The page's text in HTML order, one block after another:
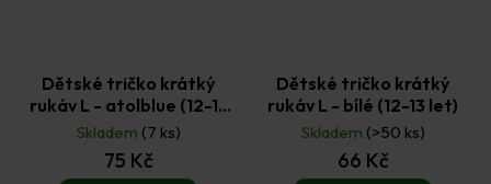
Dětské tričko krátký
rukáv L - atolblue (12-13
let)
Skladem (7 ks)
75 Kč
Dětské tričko krátký
rukáv L - bílé (12-13 let)
Skladem (>50 ks)
66 Kč